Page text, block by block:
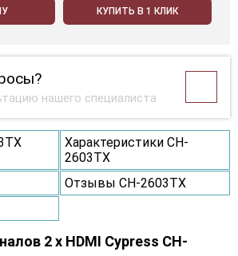
КУПИТЬ В 1 КЛИК
нашего специалиста
Характеристики CH-
2603TX
Отзывы CH-2603TX
2 х HDMI Cypress CH-